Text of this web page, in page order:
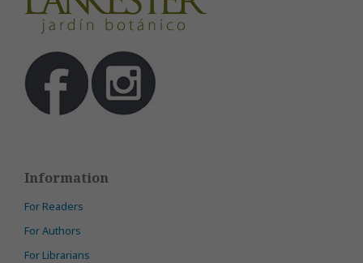
Information
For Readers
For Authors
For Librarians